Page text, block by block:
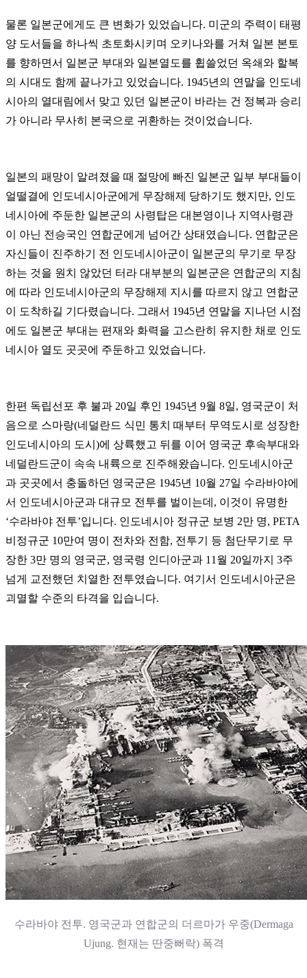
물론 일본군에게도 큰 변화가 있었습니다. 미군의 주력이 태평
양 도서들을 하나씩 초토화시키며 오키나와를 거쳐 일본 본토
를 향하면서 일본군 부대와 일본열도를 휩쓸었던 옥쇄와 할복
의 시대도 함께 끝나가고 있었습니다. 1945년의 연말을 인도네
시아의 열대림에서 맞고 있던 일본군이 바라는 건 정복과 승리
가 아니라 무사히 본국으로 귀환하는 것이었습니다.
일본의 패망이 알려졌을 때 절망에 빠진 일본군 일부 부대들이
얼떨결에 인도네시아군에게 무장해제 당하기도 했지만, 인도
네시아에 주둔한 일본군의 사령탑은 대본영이나 지역사령관
이 아닌 전승국인 연합군에게 넘어간 상태였습니다. 연합군은
자신들이 진주하기 전 인도네시아군이 일본군의 무기로 무장
하는 것을 원치 않았던 터라 대부분의 일본군은 연합군의 지침
에 따라 인도네시아군의 무장해제 지시를 따르지 않고 연합군
이 도착하길 기다렸습니다. 그래서 1945년 연말을 지나던 시점
에도 일본군 부대는 편재와 화력을 고스란히 유지한 채로 인도
네시아 열도 곳곳에 주둔하고 있었습니다.
한편 독립선포 후 불과 20일 후인 1945년 9월 8일, 영국군이 처
음으로 스마랑(네덜란드 식민 통치 때부터 무역도시로 성장한
인도네시아의 도시)에 상륙했고 뒤를 이어 영국군 후속부대와
네덜란드군이 속속 내륙으로 진주해왔습니다. 인도네시아군
과 곳곳에서 충돌하던 영국군은 1945년 10월 27일 수라바야에
서 인도네시아군과 대규모 전투를 벌이는데, 이것이 유명한
‘수라바야 전투’입니다. 인도네시아 정규군 보병 2만 명, PETA
비정규군 10만여 명이 전차와 전함, 전투기 등 첨단무기로 무
장한 3만 명의 영국군, 영국령 인디아군과 11월 20일까지 3주
넘게 교전했던 치열한 전투였습니다. 여기서 인도네시아군은
괴멸할 수준의 타격을 입습니다.
수라바야 전투. 영국군과 연합군의 더르마가 우중(Dermaga
Ujung. 현재는 딴중뻐락) 폭격